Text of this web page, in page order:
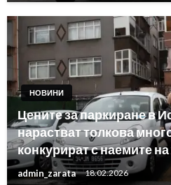
НОВИНИ
Цените за паркиране в
нарастват толкова
конкурират с наемите
admin_zarata 18.02.2026